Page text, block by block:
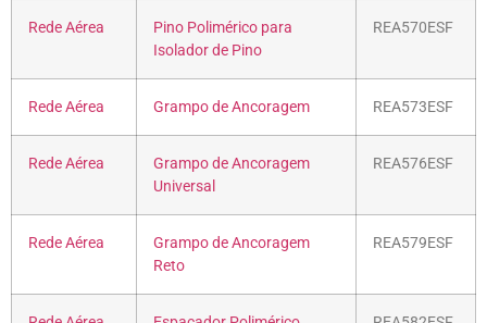
Rede Aérea
Pino Polimérico para
Isolador de Pino
REA570ESF
Rede Aérea Grampo de Ancoragem REA573ESF
Rede Aérea
Grampo de Ancoragem
Universal
REA576ESF
Rede Aérea
Grampo de Ancoragem
Reto
REA579ESF